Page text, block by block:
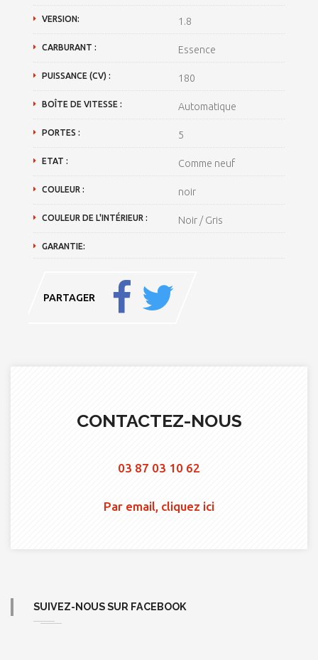
VERSION: 1.8
CARBURANT : Essence
PUISSANCE (CV) : 180
BOÎTE DE VITESSE : Automatique
PORTES : 5
ETAT : Comme neuf
COULEUR : noir
COULEUR DE L'INTÉRIEUR : Noir / Gris
GARANTIE:
PARTAGER
CONTACTEZ-NOUS
03 87 03 10 62
Par email, cliquez ici
SUIVEZ-NOUS SUR FACEBOOK